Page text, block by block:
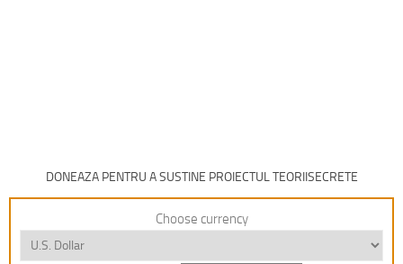
DONEAZA PENTRU A SUSTINE PROIECTUL TEORIISECRETE
Choose currency